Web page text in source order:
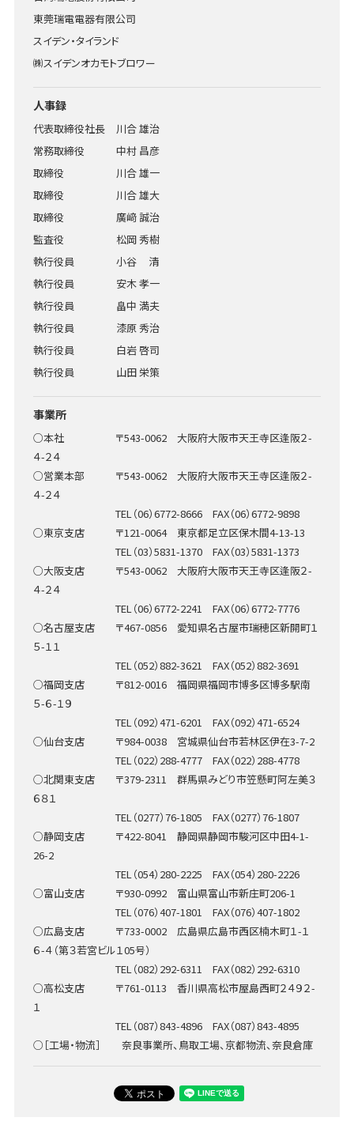
東莞瑞電電器有限公司
スイデン・タイランド
㈱スイデンオカモトブロワー
人事録
代表取締役社長
川合 雄治
常務取締役
中村 昌彦
取締役
川合 雄一
取締役
川合 雄大
取締役
廣﨑 誠治
監査役
松岡 秀樹
執行役員
小谷 清
執行役員
安木 孝一
執行役員
畠中 満夫
執行役員
漆原 秀治
執行役員
白岩 啓司
執行役員
山田 栄策
事業所
○本社 〒543-0062 大阪府大阪市天王寺区逢阪２-
４-２４
○営業本部 〒543-0062 大阪府大阪市天王寺区逢阪２-
４-２４
TEL（06）6772-8666 FAX（06）6772-9898
○東京支店 〒121-0064 東京都足立区保木間4-13-13
TEL（03）5831-1370 FAX（03）5831-1373
○大阪支店 〒543-0062 大阪府大阪市天王寺区逢阪２-
４-２４
TEL（06）6772-2241 FAX（06）6772-7776
○名古屋支店 〒467-0856 愛知県名古屋市瑞穂区新開町１
５-１１
TEL（052）882-3621 FAX（052）882-3691
○福岡支店 〒812-0016 福岡県福岡市博多区博多駅南
５-６-１９
TEL（092）471-6201 FAX（092）471-6524
○仙台支店 〒984-0038 宮城県仙台市若林区伊在3-7-2
TEL（022）288-4777 FAX（022）288-4778
○北関東支店 〒379-2311 群馬県みどり市笠懸町阿左美３
６８１
TEL（0277）76-1805 FAX（0277）76-1807
○静岡支店 〒422-8041 静岡県静岡市駿河区中田4-1-
26-2
TEL（054）280-2225 FAX（054）280-2226
○富山支店 〒930-0992 富山県富山市新庄町206-1
TEL（076）407-1801 FAX（076）407-1802
○広島支店 〒733-0002 広島県広島市西区楠木町１-１
６-４（第３若宮ビル１05号）
TEL（082）292-6311 FAX（082）292-6310
○高松支店 〒761-0113 香川県高松市屋島西町２４９２-
１
TEL（087）843-4896 FAX（087）843-4895
○［工場・物流］ 奈良事業所、鳥取工場、京都物流、奈良倉庫